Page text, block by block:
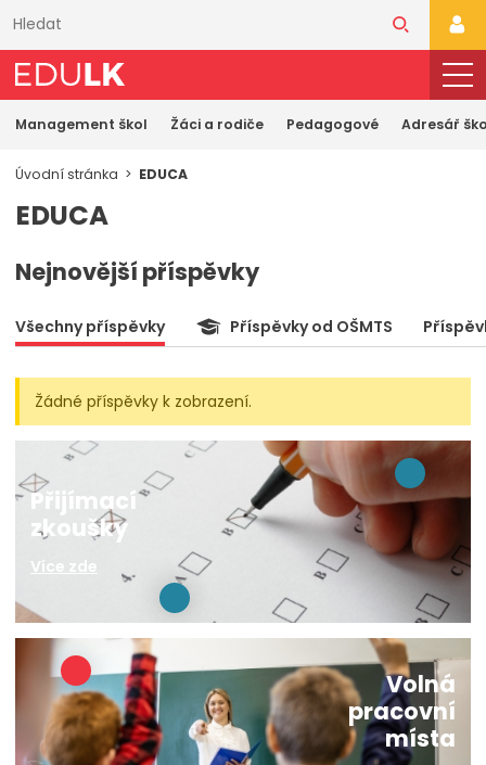
obsahu
Management škol Žáci a rodiče Pedagogové Adresář
Úvodní stránka EDUCA
EDUCA
Nejnovější příspěvky
Všechny příspěvky Příspěvky od OŠMTS
Žádné příspěvky k zobrazení.
Přijímací
zkoušky
Více zde
Volná
pracovní
místa